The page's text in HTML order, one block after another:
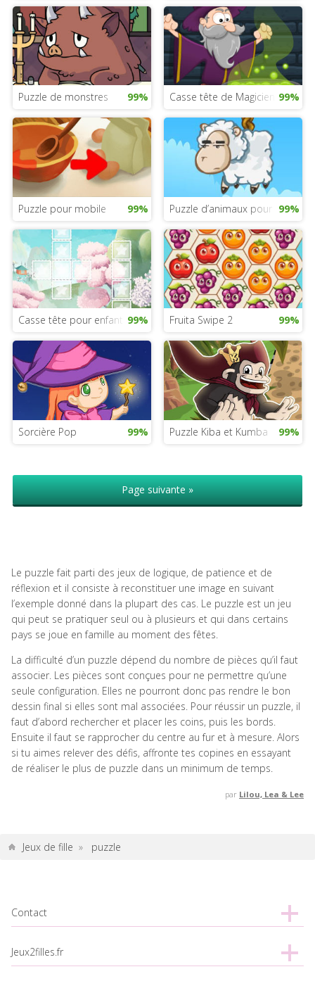
Puzzle de monstres 99% Casse tête de Magicien 99%
Puzzle pour mobile 99% Puzzle d’animaux pour mobile
99%
Casse tête pour enfants 99% Fruita Swipe 2 99%
Sorcière Pop 99% Puzzle Kiba et Kumba 99%
Page suivante »
Le puzzle fait parti des jeux de logique, de patience et de
réflexion et il consiste à reconstituer une image en suivant
l’exemple donné dans la plupart des cas. Le puzzle est un jeu
qui peut se pratiquer seul ou à plusieurs et qui dans certains
pays se joue en famille au moment des fêtes.
La difficulté d’un puzzle dépend du nombre de pièces qu’il faut
associer. Les pièces sont conçues pour ne permettre qu’une
seule configuration. Elles ne pourront donc pas rendre le bon
dessin final si elles sont mal associées. Pour réussir un puzzle, il
faut d’abord rechercher et placer les coins, puis les bords.
Ensuite il faut se rapprocher du centre au fur et à mesure. Alors
si tu aimes relever des défis, affronte tes copines en essayant
de réaliser le plus de puzzle dans un minimum de temps.
par Lilou, Lea & Lee
Jeux de fille » puzzle
Contact
Jeux2filles.fr